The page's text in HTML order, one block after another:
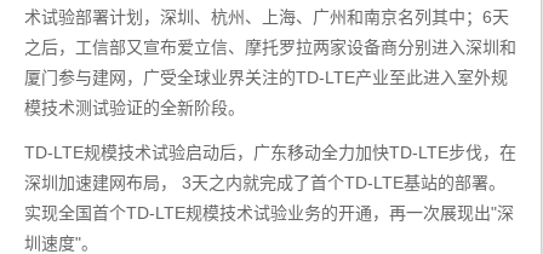
术试验部署计划，深圳、杭州、上海、广州和南京名列其中；6天
之后，工信部又宣布爱立信、摩托罗拉两家设备商分别进入深圳和
厦门参与建网，广受全球业界关注的TD-LTE产业至此进入室外规
模技术测试验证的全新阶段。
TD-LTE规模技术试验启动后，广东移动全力加快TD-LTE步伐，在
深圳加速建网布局， 3天之内就完成了首个TD-LTE基站的部署。
实现全国首个TD-LTE规模技术试验业务的开通，再一次展现出"深
圳速度"。